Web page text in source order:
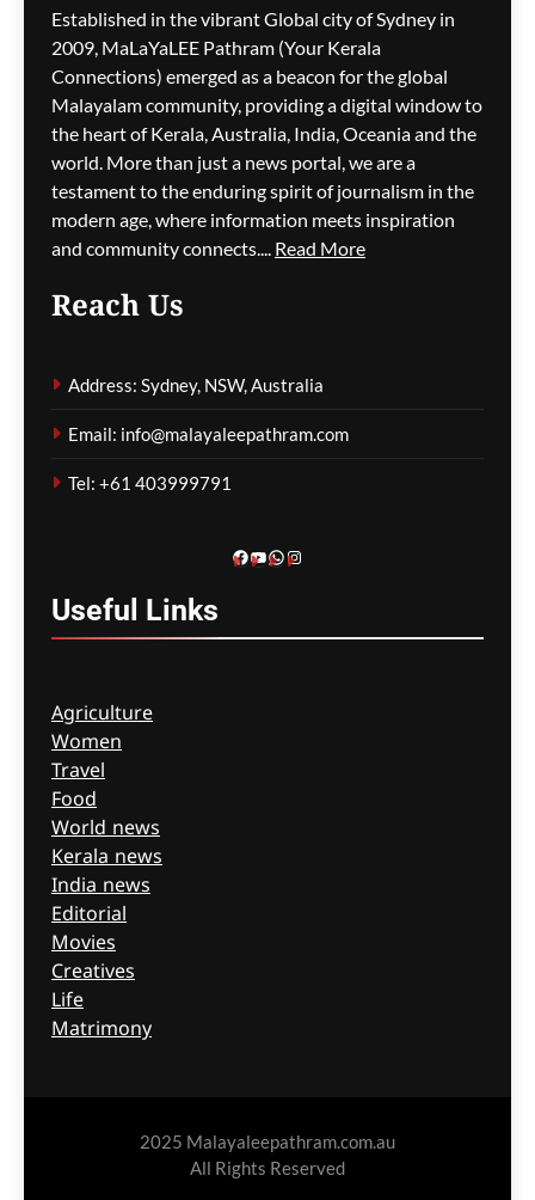
M5 മോട്ടോർവേയിൽ
മാലിന്യ ട്രക്കിന് തീപിടിച്ചു;
കിലോമീറ്ററുകളോളം
ഗതാഗതക്കുരുക്ക്, മലയാളി
യാത്രികരെയും ബാധിച്ചു
ഗീത ദാസ്‌ 8 hours ago
നടപടിക്രമങ്ങൾ
Established in the vibrant Global city of Sydney in
2009, MaLaYaLEE Pathram (Your Kerala
Connections) emerged as a beacon for the global
Malayalam community, providing a digital window to
the heart of Kerala, Australia, India, Oceania and the
world. More than just a news portal, we are a
testament to the enduring spirit of journalism in the
modern age, where information meets inspiration
and community connects.... Read More
Reach Us
Address: Sydney, NSW, Australia
Email: info@malayaleepathram.com
Tel: +61 403999791
Facebook
YouTube
WhatsApp
Instagram
Useful Links
Agriculture
Women
Travel
Food
World news
Kerala news
India news
Editorial
Movies
Creatives
Life
Matrimony
2025 Malayaleepathram.com.au
All Rights Reserved